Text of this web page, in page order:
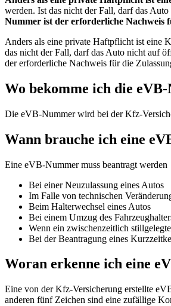
werden. Ist das nicht der Fall, darf das
Nummer ist der erforderliche Nachweis
Anders als eine private Haftpflicht ist eine
das nicht der Fall, darf das Auto nicht auf
der erforderliche Nachweis für die
Wo bekomme ich die
Die eVB-Nummer wird bei der Kfz-
Wann brauche ich eine
Eine eVB-Nummer muss beantragt werden
Bei einer Neuzulassung eines Autos
Im Falle von technischen
Beim Halterwechsel eines Autos
Bei einem Umzug des
Wenn ein zwischenzeitlich
Bei der Beantragung eines
Woran erkenne ich eine
Eine von der Kfz-Versicherung erstellte
anderen fünf Zeichen sind eine zufällige